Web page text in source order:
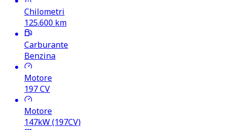
Chilometri
125.600 km
Carburante
Benzina
Motore
197CV
Motore
147kW (197CV)